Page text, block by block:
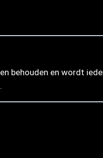
behouden en wordt